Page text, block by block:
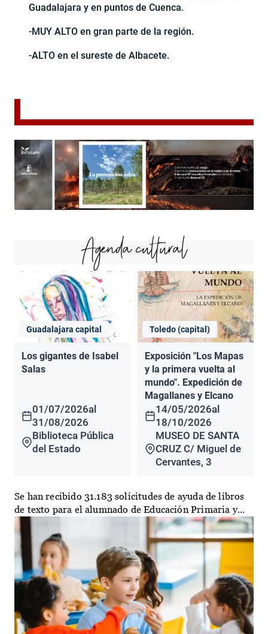
Guadalajara y en puntos de Cuenca.
-MUY ALTO en gran parte de la región.
-ALTO en el sureste de Albacete.
Agenda cultural
Guadalajara capital
Los gigantes de Isabel
Salas
01/07/2026al
31/08/2026
Biblioteca Pública
del Estado
Toledo (capital)
Exposición "Los Mapas
y la primera vuelta al
mundo". Expedición de
Magallanes y Elcano
14/05/2026al
18/10/2026
MUSEO DE SANTA
CRUZ C/ Miguel de
Cervantes, 3
Se han recibido 31.183 solicitudes de ayuda de libros
de texto para el alumnado de Educación Primaria y...